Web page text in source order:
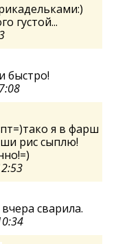
густой...
быстро!
я в фарш
рис сыплю!
сварила.